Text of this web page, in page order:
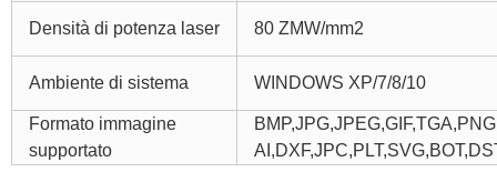
Densità di potenza laser 80 ZMW/mm2
Ambiente di sistema WINDOWS XP/7/8/10
Formato immagine
supportato